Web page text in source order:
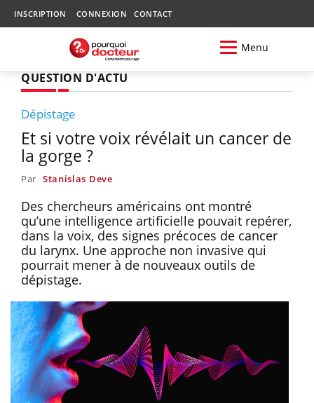
INSCRIPTION CONNEXION CONTACT
Menu
QUESTION D'ACTU
Dépistage
Et si votre voix révélait un cancer de
la gorge ?
Par Stanislas Deve
Des chercheurs américains ont montré
qu’une intelligence artificielle pouvait repérer,
dans la voix, des signes précoces de cancer
du larynx. Une approche non invasive qui
pourrait mener à de nouveaux outils de
dépistage.